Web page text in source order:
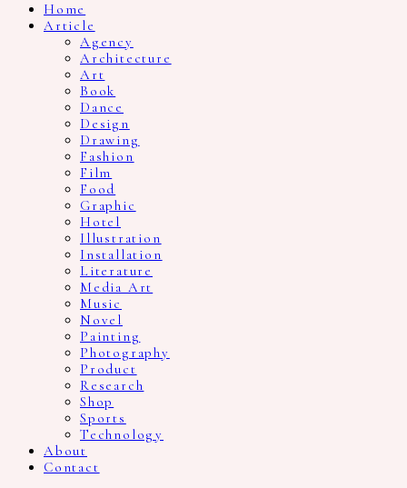
Home
Article
Agency
Architecture
Art
Book
Dance
Design
Drawing
Fashion
Film
Food
Graphic
Hotel
Illustration
Installation
Literature
Media Art
Music
Novel
Painting
Photography
Product
Research
Shop
Sports
Technology
About
Contact